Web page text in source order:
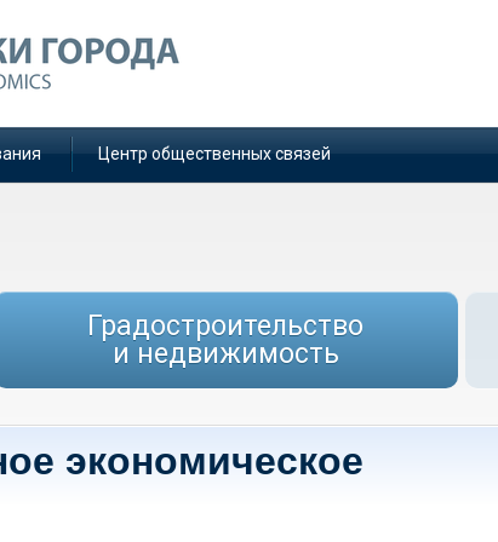
Центр общественных связей
Градостроительство
и недвижимость
экономическое